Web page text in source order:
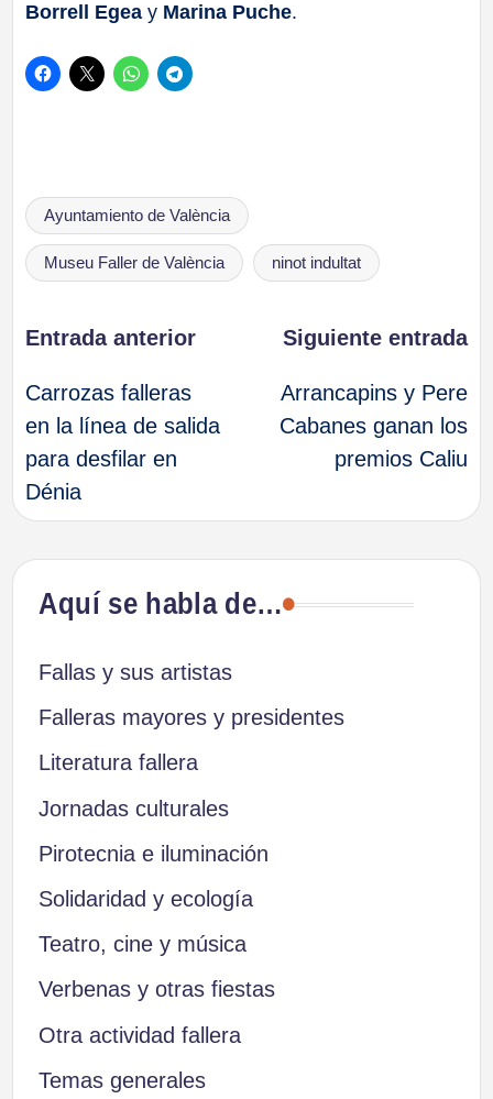
Borrell Egea y Marina Puche.
Etiquetas:
Ayuntamiento de València
Museu Faller de València ninot indultat
Navegación
de
entradas
Entrada anterior
Carrozas falleras
en la línea de salida
para desfilar en
Dénia
Siguiente entrada
Arrancapins y Pere
Cabanes ganan los
premios Caliu
Aquí se habla de…
Fallas y sus artistas
Falleras mayores y presidentes
Literatura fallera
Jornadas culturales
Pirotecnia e iluminación
Solidaridad y ecología
Teatro, cine y música
Verbenas y otras fiestas
Otra actividad fallera
Temas generales